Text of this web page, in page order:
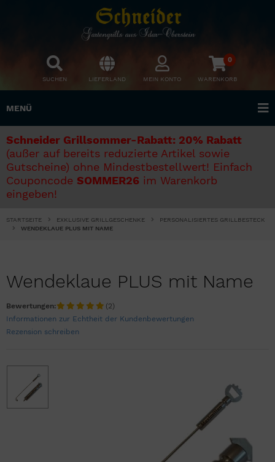
SUCHEN LIEFERLAND MEIN KONTO
0
WARENKORB
MENÜ
Schneider Grillsommer-Rabatt: 20% Rabatt
(außer auf bereits reduzierte Artikel sowie
Gutscheine) ohne Mindestbestellwert! Einfach
Couponcode SOMMER26 im Warenkorb
eingeben!
STARTSEITE EXKLUSIVE GRILLGESCHENKE
PERSONALISIERTES GRILLBESTECK
WENDEKLAUE PLUS MIT NAME
Wendeklaue PLUS mit Name
Bewertungen:
(2)
Informationen zur Echtheit der Kundenbewertungen
Rezension schreiben